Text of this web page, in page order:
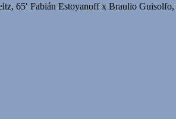
65′ Fabián Estoyanoff x Braulio